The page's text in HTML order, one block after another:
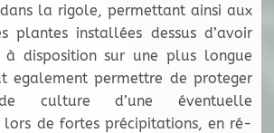
la rigole, permettant ainsi aux
plantes installées dessus d’avoir
à disposition sur une plus longue
egalement permettre de proteger
culture d’une éventuelle
lors de fortes précipitations, en ré-